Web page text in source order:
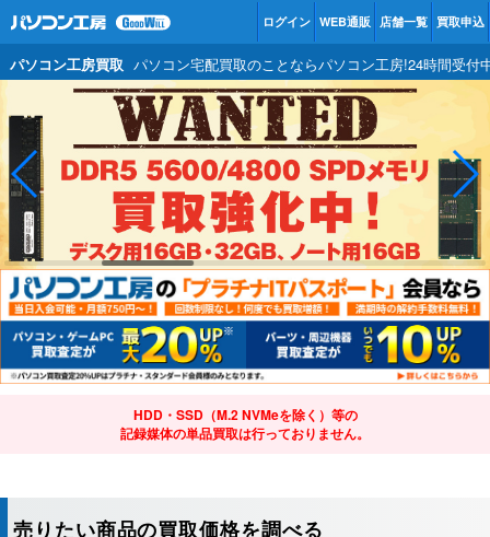
ログイン WEB通販 店舗一覧 買取申込
パソコン工房買取 パソコン宅配買取のことならパソコン工房!24時間受付
HDD・SSD（M.2 NVMeを除く）等の
記録媒体の単品買取は行っておりません。
売りたい商品の買取価格を調べる